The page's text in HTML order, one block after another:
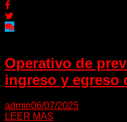
Operativo de
ingreso y egreso
admin06/07/2025
LEER MAS